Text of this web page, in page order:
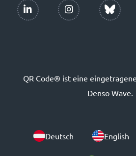
QR Code® ist eine
Denso Wave.
Deutsch English